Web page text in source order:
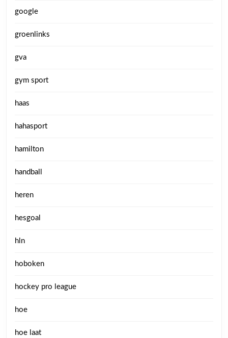
google
groenlinks
gva
gym sport
haas
hahasport
hamilton
handball
heren
hesgoal
hln
hoboken
hockey pro league
hoe
hoe laat